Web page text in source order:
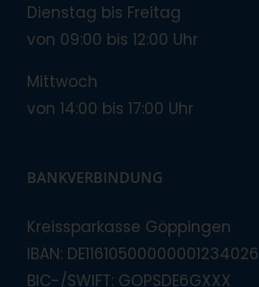
Dienstag bis Freitag
von 09:00 bis 12:00 Uhr
Mittwoch
von 14:00 bis 17:00 Uhr
BANKVERBINDUNG
Kreissparkasse Göppingen
IBAN: DE11610500000001234026
BIC-/SWIFT: GOPSDE6GXXX